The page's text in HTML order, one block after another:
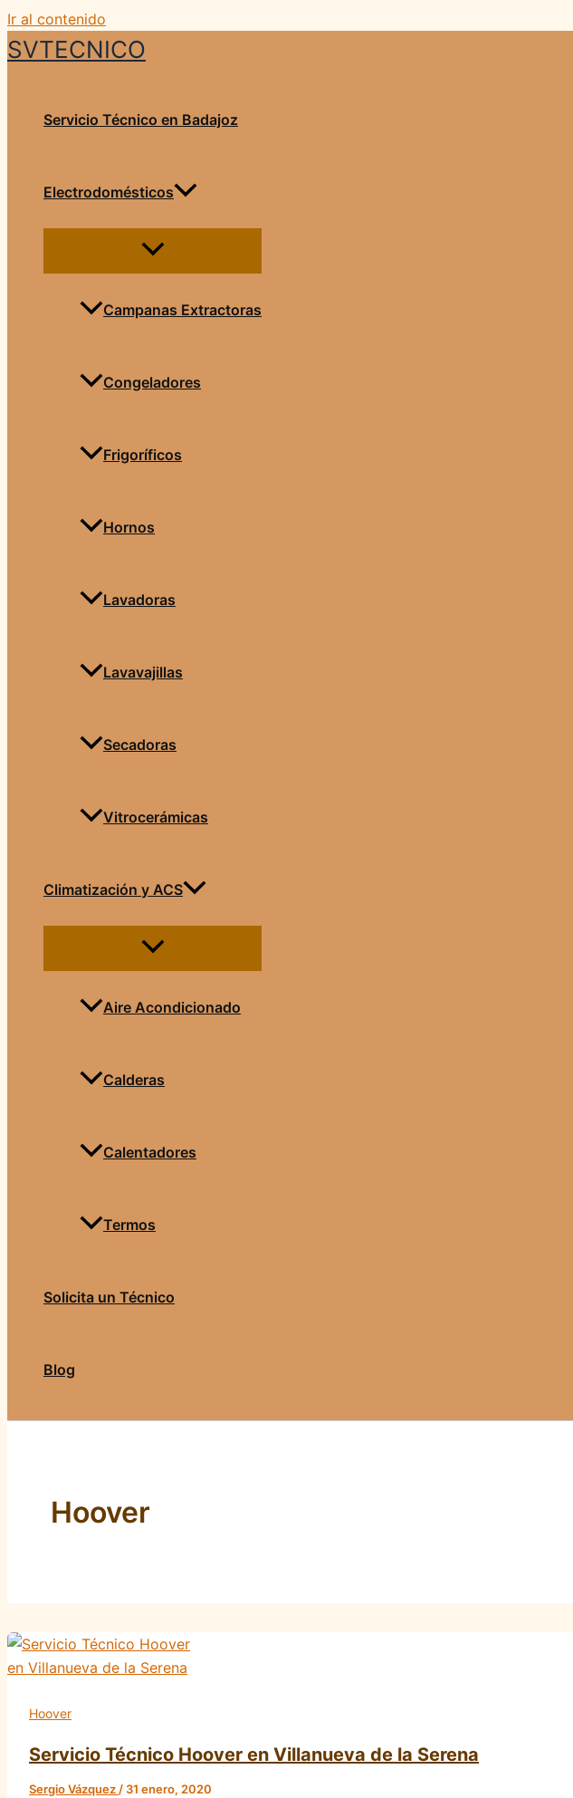
Ir al contenido
SVTECNICO
Servicio Técnico en Badajoz
Electrodomésticos
Campanas Extractoras
Congeladores
Frigoríficos
Hornos
Lavadoras
Lavavajillas
Secadoras
Vitrocerámicas
Climatización y ACS
Aire Acondicionado
Calderas
Calentadores
Termos
Solicita un Técnico
Blog
Hoover
Hoover
Servicio Técnico Hoover en Villanueva de la Serena
Sergio Vázquez / 31 enero, 2020